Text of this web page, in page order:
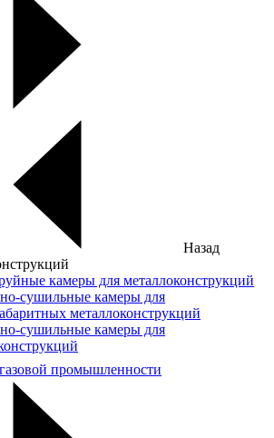
Назад
камеры для металлоконструкций
сушильные камеры для
металлоконструкций
сушильные камеры для
промышленности